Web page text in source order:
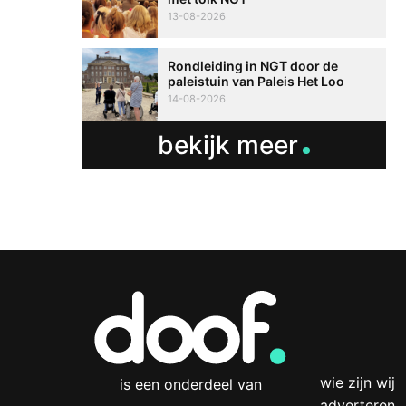
13-08-2026
Rondleiding in NGT door de
paleistuin van Paleis Het Loo
14-08-2026
bekijk meer
is een onderdeel van
wie zijn wij